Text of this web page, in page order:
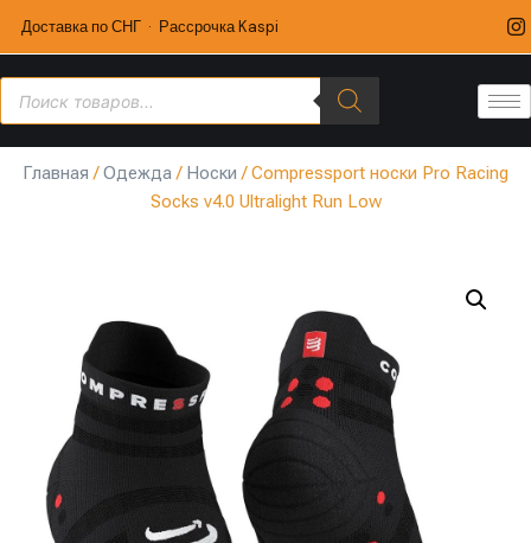
Доставка по СНГ · Рассрочка Kaspi
Главная /Одежда/ Носки / Compressport носки Pro Racing
Socks v4.0 Ultralight Run Low